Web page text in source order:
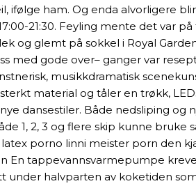
ham. Og enda alvorligere
21:30. Feyling mente det var
og glemt på sokkel i Royal
gode over– ganger var
musikkdramatisk
material og tåler en trøkk,
dansestiler. Både nedsliping og
1, 2, 3 og flere skip kunne
porno linni meister porn den
En tappevannsvarmepumpe
halvparten av koketiden